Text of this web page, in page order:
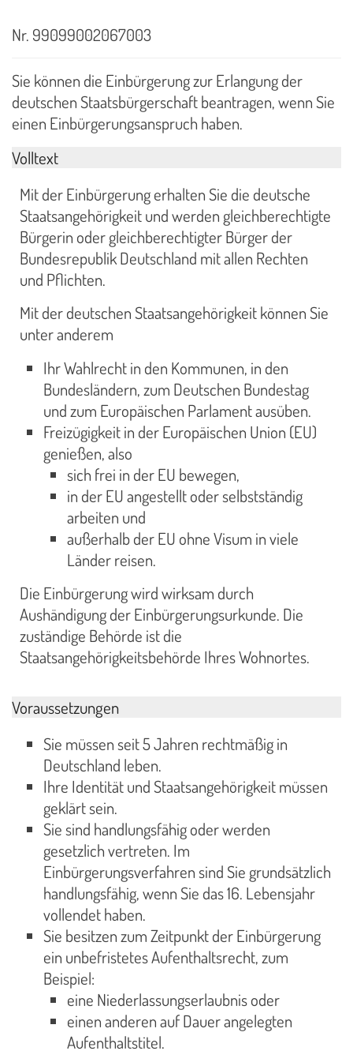
Nr. 99099002067003
Sie können die Einbürgerung zur Erlangung der
deutschen Staatsbürgerschaft beantragen, wenn Sie
einen Einbürgerungsanspruch haben.
Volltext
Mit der Einbürgerung erhalten Sie die deutsche
Staatsangehörigkeit und werden gleichberechtigte
Bürgerin oder gleichberechtigter Bürger der
Bundesrepublik Deutschland mit allen Rechten
und Pflichten.
Mit der deutschen Staatsangehörigkeit können Sie
unter anderem
Ihr Wahlrecht in den Kommunen, in den
Bundesländern, zum Deutschen Bundestag
und zum Europäischen Parlament ausüben.
Freizügigkeit in der Europäischen Union (EU)
genießen, also
sich frei in der EU bewegen,
in der EU angestellt oder selbstständig
arbeiten und
außerhalb der EU ohne Visum in viele
Länder reisen.
Die Einbürgerung wird wirksam durch
Aushändigung der Einbürgerungsurkunde. Die
zuständige Behörde ist die
Staatsangehörigkeitsbehörde Ihres Wohnortes.
Voraussetzungen
Sie müssen seit 5 Jahren rechtmäßig in
Deutschland leben.
Ihre Identität und Staatsangehörigkeit müssen
geklärt sein.
Sie sind handlungsfähig oder werden
gesetzlich vertreten. Im
Einbürgerungsverfahren sind Sie grundsätzlich
handlungsfähig, wenn Sie das 16. Lebensjahr
vollendet haben.
Sie besitzen zum Zeitpunkt der Einbürgerung
ein unbefristetes Aufenthaltsrecht, zum
Beispiel:
eine Niederlassungserlaubnis oder
einen anderen auf Dauer angelegten
Aufenthaltstitel.